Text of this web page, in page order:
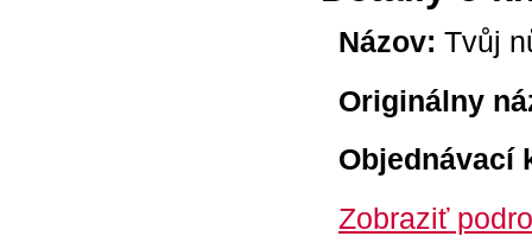
Názov: Tvůj
Originálny
Objednávací
Zobraziť